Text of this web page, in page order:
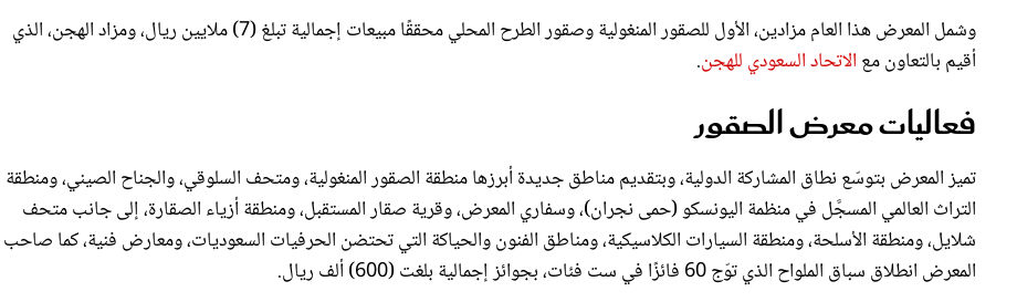
وشمل المعرض هذا العام مزادين، الأول للصقور المنغولية وصقور الطرح المحلي محققًا مبيعات إجمالية تبلغ (7) ملايين ريال، ومزاد الهجن، الذي
أقيم بالتعاون مع الاتحاد السعودي للهجن.
فعاليات معرض الصقور
تميز المعرض بتوسّع نطاق المشاركة الدولية، وبتقديم مناطق جديدة أبرزها منطقة الصقور المنغولية، ومتحف السلوقي، والجناح الصيني، ومنطقة
التراث العالمي المسجَّل في منظمة اليونسكو (حمى نجران)، وسفاري المعرض، وقرية صقار المستقبل، ومنطقة أزياء الصقارة، إلى جانب متحف
شلايل، ومنطقة الأسلحة، ومنطقة السيارات الكلاسيكية، ومناطق الفنون والحياكة التي تحتضن الحرفيات السعوديات، ومعارض فنية، كما صاحب
المعرض انطلاق سباق الملواح الذي توّج 60 فائزًا في ست فئات، بجوائز إجمالية بلغت (600) ألف ريال.